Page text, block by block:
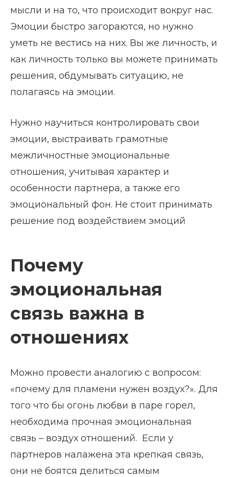
мысли и на то, что происходит вокруг нас.
Эмоции быстро загораются, но нужно
уметь не вестись на них. Вы же личность, и
как личность только вы можете принимать
решения, обдумывать ситуацию, не
полагаясь на эмоции.
Нужно научиться контролировать свои
эмоции, выстраивать грамотные
межличностные эмоциональные
отношения, учитывая характер и
особенности партнера, а также его
эмоциональный фон. Не стоит принимать
решение под воздействием эмоций
Почему
эмоциональная
связь важна в
отношениях
Можно провести аналогию с вопросом:
«почему для пламени нужен воздух?». Для
того что бы огонь любви в паре горел,
необходима прочная эмоциональная
связь – воздух отношений. Если у
партнеров налажена эта крепкая связь,
они не боятся делиться самым